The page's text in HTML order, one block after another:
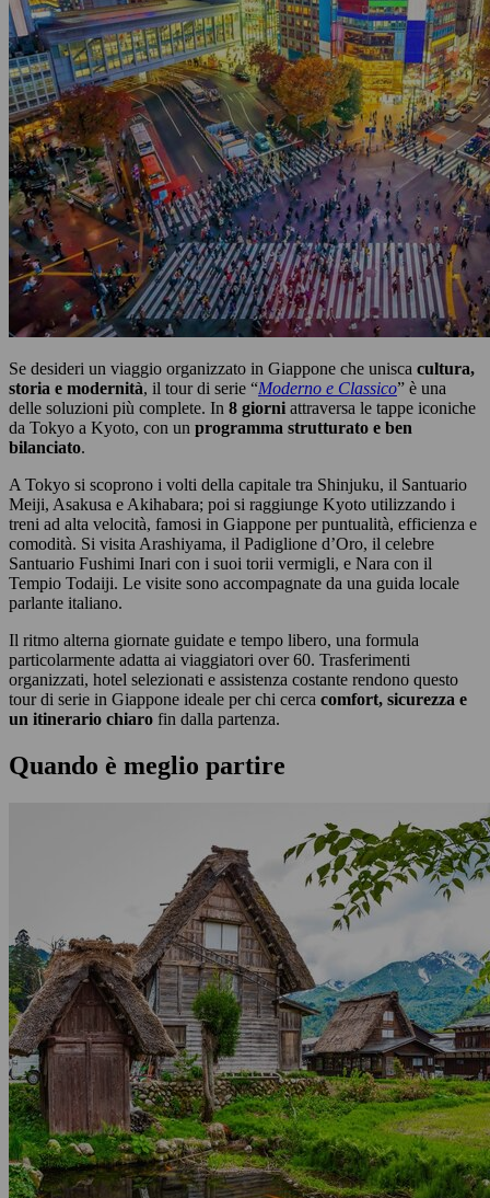
Se desideri un viaggio organizzato in Giappone che unisca cultura,
storia e modernità, il tour di serie “Moderno e Classico” è una
delle soluzioni più complete. In 8 giorni attraversa le tappe iconiche
da Tokyo a Kyoto, con un programma strutturato e ben
bilanciato.
A Tokyo si scoprono i volti della capitale tra Shinjuku, il Santuario
Meiji, Asakusa e Akihabara; poi si raggiunge Kyoto utilizzando i
treni ad alta velocità, famosi in Giappone per puntualità, efficienza e
comodità. Si visita Arashiyama, il Padiglione d’Oro, il celebre
Santuario Fushimi Inari con i suoi torii vermigli, e Nara con il
Tempio Todaiji. Le visite sono accompagnate da una guida locale
parlante italiano.
Il ritmo alterna giornate guidate e tempo libero, una formula
particolarmente adatta ai viaggiatori over 60. Trasferimenti
organizzati, hotel selezionati e assistenza costante rendono questo
tour di serie in Giappone ideale per chi cerca comfort, sicurezza e
un itinerario chiaro fin dalla partenza.
Quando è meglio partire